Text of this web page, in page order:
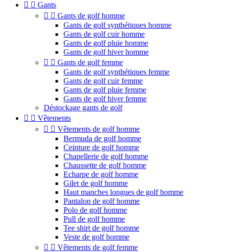
  Gants
  Gants de golf homme
Gants de golf synthétiques homme
Gants de golf cuir homme
Gants de golf pluie homme
Gants de golf hiver homme
  Gants de golf femme
Gants de golf synthétiques femme
Gants de golf cuir femme
Gants de golf pluie femme
Gants de golf hiver femme
Déstockage gants de golf
  Vêtements
  Vêtements de golf homme
Bermuda de golf homme
Ceinture de golf homme
Chapellerie de golf homme
Chaussette de golf homme
Echarpe de golf homme
Gilet de golf homme
Haut manches longues de golf homme
Pantalon de golf homme
Polo de golf homme
Pull de golf homme
Tee shirt de golf homme
Veste de golf homme
  Vêtements de golf femme